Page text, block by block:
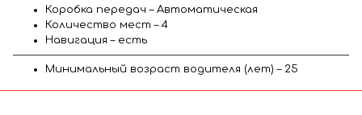
Коробка передач – Автоматическая
Количество мест – 4
Навигация – есть
Минимальный возраст водителя (лет) – 25